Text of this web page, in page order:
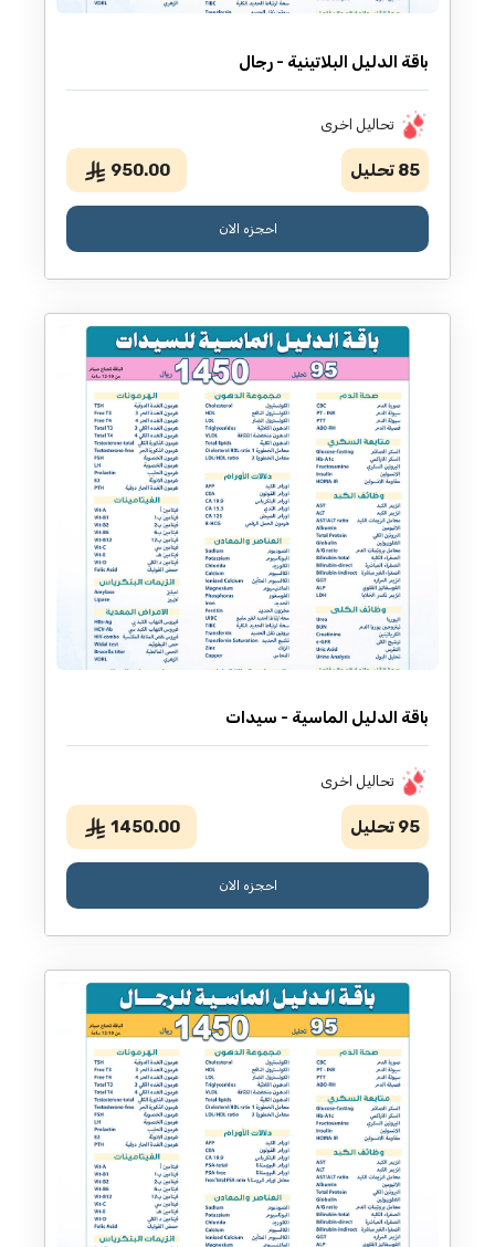
باقة الدليل البلاتينية - رجال
تحاليل اخرى
85 تحليل 950.00
احجزه الان
باقة الدليل الماسية - سيدات
تحاليل اخرى
95 تحليل 1450.00
احجزه الان